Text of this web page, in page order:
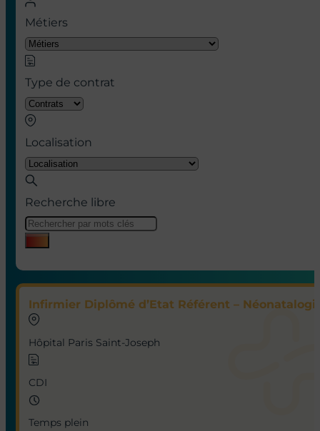
Métiers
Type de contrat
Localisation
Recherche libre
Infirmier Diplômé d’Etat Référent –
Hôpital Paris Saint-Joseph
CDI
Temps plein